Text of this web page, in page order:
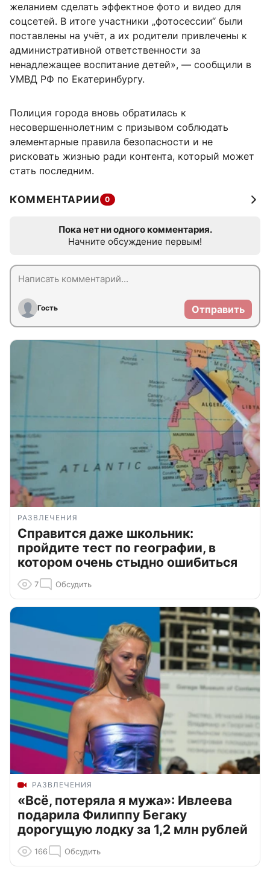
желанием сделать эффектное фото и видео для
соцсетей. В итоге участники „фотосессии“ были
поставлены на учёт, а их родители привлечены к
административной ответственности за
ненадлежащее воспитание детей», — сообщили в
УМВД РФ по Екатеринбургу.
Полиция города вновь обратилась к
несовершеннолетним с призывом соблюдать
элементарные правила безопасности и не
рисковать жизнью ради контента, который может
стать последним.
КОММЕНТАРИИ 0
Пока нет ни одного комментария.
Начните обсуждение первым!
Гость Отправить
РАЗВЛЕЧЕНИЯ
Справится даже школьник:
пройдите тест по географии, в
котором очень стыдно ошибиться
7 Обсудить
РАЗВЛЕЧЕНИЯ
«Всё, потеряла я мужа»: Ивлеева
подарила Филиппу Бегаку
дорогущую лодку за 1,2 млн рублей
166 Обсудить